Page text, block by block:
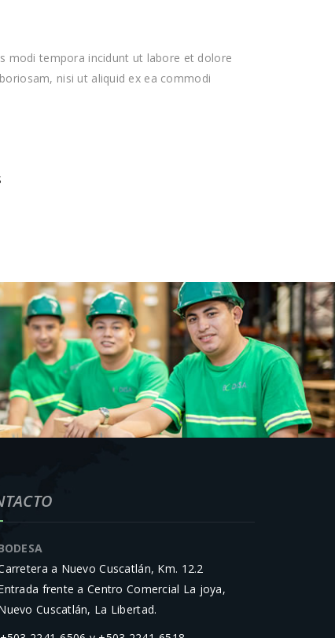
modi tempora incidunt ut labore et dolore
nisi ut aliquid ex ea commodi
a Nuevo Cuscatlán, Km. 12.2
frente a Centro Comercial La joya,
Cuscatlán, La Libertad.